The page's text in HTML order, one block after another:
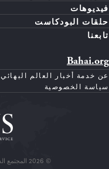
فيديوهات
حلقات البودكاست
تابعنا
Bahai.org
عن خدمة أخبار العالم البهائي
سياسة الخصوصية
© 2026 المجتمع الدولي البهائي. جميع الحقوق محفوظة.